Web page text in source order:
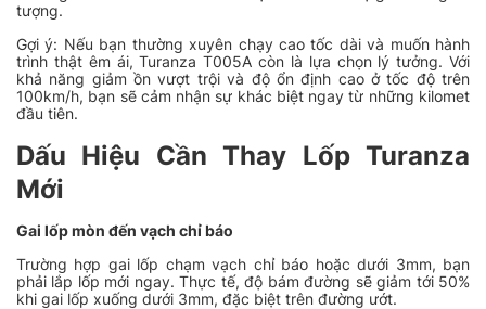
tượng.
Gợi ý: Nếu bạn thường xuyên chạy cao tốc dài và muốn hành
trình thật êm ái, Turanza T005A còn là lựa chọn lý tưởng. Với
khả năng giảm ồn vượt trội và độ ổn định cao ở tốc độ trên
100km/h, bạn sẽ cảm nhận sự khác biệt ngay từ những kilomet
đầu tiên.
Dấu Hiệu Cần Thay Lốp Turanza
Mới
Gai lốp mòn đến vạch chỉ báo
Trường hợp gai lốp chạm vạch chỉ báo hoặc dưới 3mm, bạn
phải lắp lốp mới ngay. Thực tế, độ bám đường sẽ giảm tới 50%
khi gai lốp xuống dưới 3mm, đặc biệt trên đường ướt.